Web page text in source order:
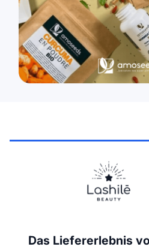
Das Liefererlebnis